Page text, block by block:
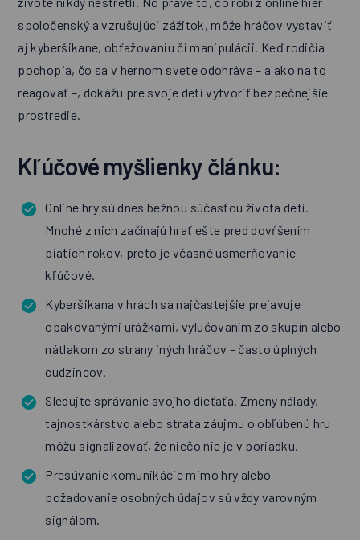
spoločenský a vzrušujúci zážitok, môže hráčov vystaviť
aj kyberšikane, obťažovaniu či manipulácii. Keď rodičia
pochopia, čo sa v hernom svete odohráva – a ako na to
reagovať –, dokážu pre svoje deti vytvoriť bezpečnejšie
prostredie.
Kľúčové myšlienky článku:
Online hry sú dnes bežnou súčasťou života detí.
Mnohé z nich začínajú hrať ešte pred dovŕšením
piatich rokov, preto je včasné usmerňovanie
kľúčové.
Kyberšikana v hrách sa najčastejšie prejavuje
opakovanými urážkami, vylučovaním zo skupín alebo
nátlakom zo strany iných hráčov – často úplných
cudzincov.
Sledujte správanie svojho dieťaťa. Zmeny nálady,
tajnostkárstvo alebo strata záujmu o obľúbenú hru
môžu signalizovať, že niečo nie je v poriadku.
Presúvanie komunikácie mimo hry alebo
požadovanie osobných údajov sú vždy varovným
signálom.